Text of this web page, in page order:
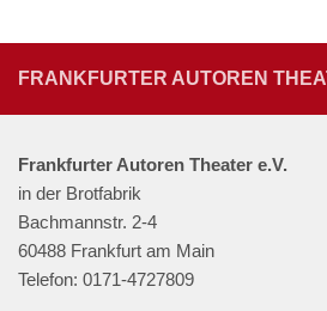
FRANKFURTER AUTOREN
Frankfurter Autoren Theater e.V.
in der Brotfabrik
Bachmannstr. 2-4
60488 Frankfurt am Main
Telefon: 0171-4727809